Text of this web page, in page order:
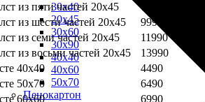
30х40
20х45
30х60
30х90
40х40
40х60
50х70
Пенокартон
из пяти частей 20х45
7990
из шести частей 20х45
9990
из семи частей 20х45
11990
из восьми частей 20х45
13990
40х40
4490
50х70
6490
60х60
6990